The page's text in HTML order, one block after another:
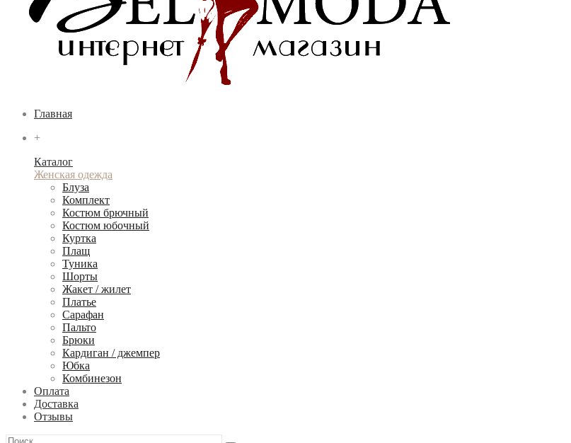
Главная
+
Каталог
Женская одежда
Блуза
Комплект
Костюм брючный
Костюм юбочный
Куртка
Плащ
Туника
Шорты
Жакет / жилет
Платье
Сарафан
Пальто
Брюки
Кардиган / джемпер
Юбка
Комбинезон
Оплата
Доставка
Отзывы